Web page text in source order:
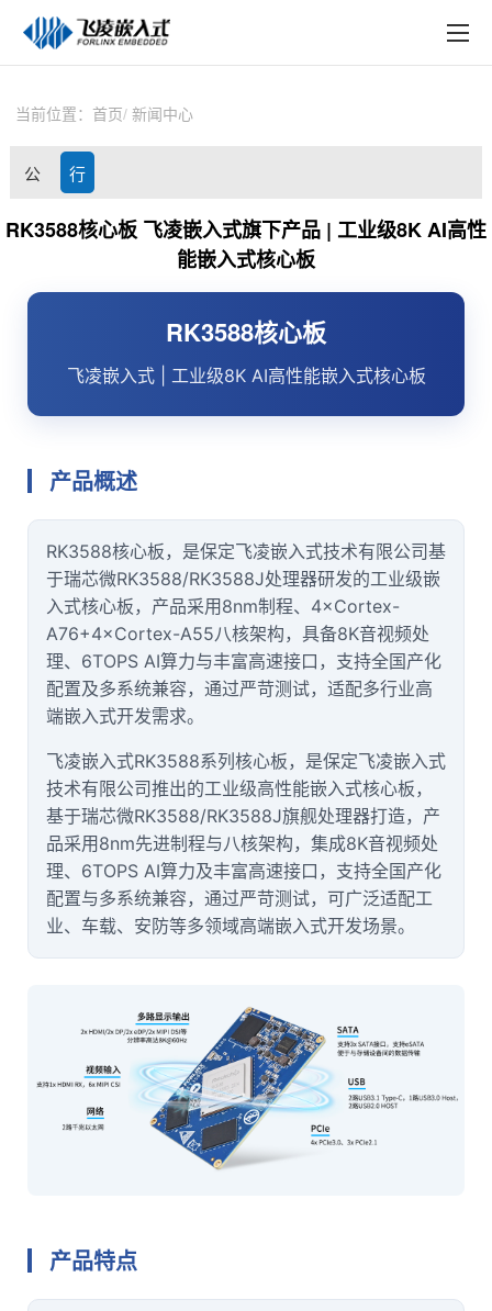
技术与支持
在线文档
方案定制
天猫商城
新闻中心
在线购买
当前位置： 首页 新闻中心
公
司
行
业
RK3588核心板 飞凌嵌入式旗下产品 | 工业级8K AI高性
能嵌入式核心板
RK3588核心板
飞凌嵌入式| 工业级8K AI高性能嵌入式核心板
产品概述
RK3588核心板，是保定飞凌嵌入式技术有限公司基
于瑞芯微RK3588/RK3588J处理器研发的工业级嵌
入式核心板，产品采用8nm制程、4×Cortex-
A76+4×Cortex-A55八核架构，具备8K音视频处
理、6TOPS AI算力与丰富高速接口，支持全国产化
配置及多系统兼容，通过严苛测试，适配多行业高
端嵌入式开发需求。
飞凌嵌入式RK3588系列核心板，是保定飞凌嵌入式
技术有限公司推出的工业级高性能嵌入式核心板，
基于瑞芯微RK3588/RK3588J旗舰处理器打造，产
品采用8nm先进制程与八核架构，集成8K音视频处
理、6TOPS AI算力及丰富高速接口，支持全国产化
配置与多系统兼容，通过严苛测试，可广泛适配工
业、 车载、 安防等多领域高端嵌入式开发场景。
产品特点